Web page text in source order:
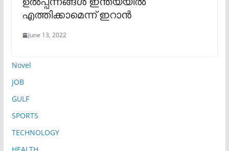
എത്തിക്കാമെന്ന് ഇറാൻ
June 13, 2022
Novel
JOB
GULF
SPORTS
TECHNOLOGY